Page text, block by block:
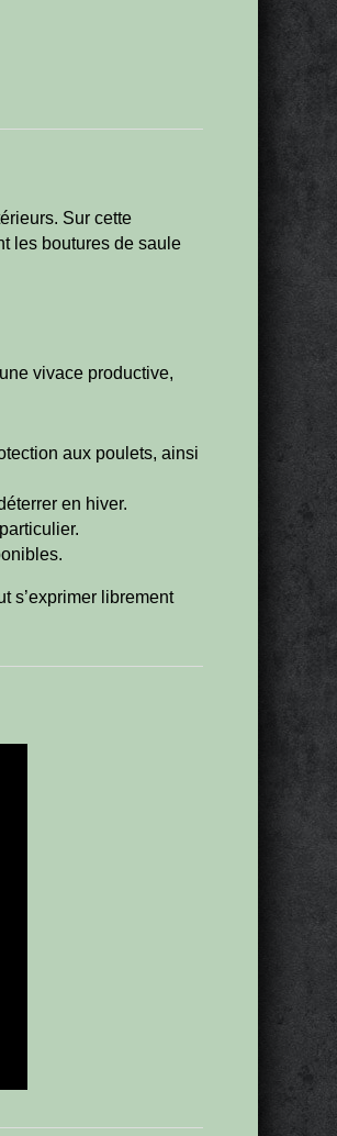
Sur cette
les boutures de saule
vivace productive,
aux poulets, ainsi
en hiver.
s’exprimer librement